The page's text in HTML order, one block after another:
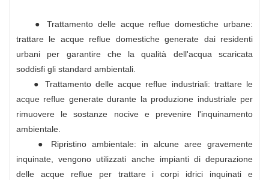
● Trattamento delle acque reflue domestiche urbane:
trattare le acque reflue domestiche generate dai residenti
urbani per garantire che la qualità dell'acqua scaricata
soddisfi gli standard ambientali.
● Trattamento delle acque reflue industriali: trattare le
acque reflue generate durante la produzione industriale per
rimuovere le sostanze nocive e prevenire l'inquinamento
ambientale.
● Ripristino ambientale: in alcune aree gravemente
inquinate, vengono utilizzati anche impianti di depurazione
delle acque reflue per trattare i corpi idrici inquinati e